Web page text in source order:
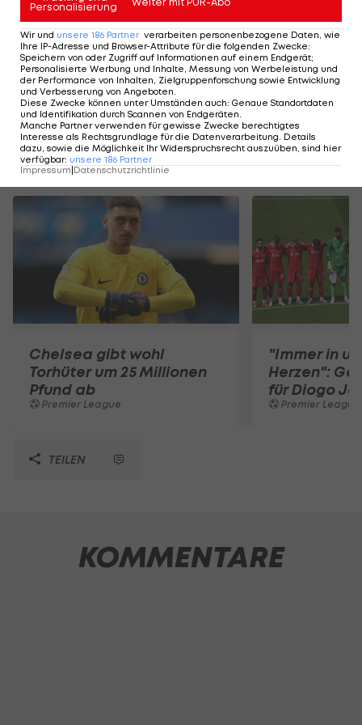
Highlights: Amstetten schießt Admira in
die Krise
Fußball - ADMIRAL 2. Liga
ADMIRAL 2.Liga:
2.Runde
Fußball -
Mehr zum Thema
Chelsea gibt wohl
Torhüter um 25 Millionen
Pfund ab
Premier League
"Immer in
Herzen":
für Diogo
Premier League
TEILEN
KOMMENTARE
Personalisierung
Wir und unsere 186 Partner verarbeiten personenbezogene Daten, wie
Ihre IP-Adresse und Browser-Attribute für die folgenden Zwecke:
Speichern von oder Zugriff auf Informationen auf einem Endgerät;
Personalisierte Werbung und Inhalte, Messung von Werbeleistung und
der Performance von Inhalten, Zielgruppenforschung sowie Entwicklung
und Verbesserung von Angeboten
Diese Zwecke können unter Umständen auch: Genaue Standortdaten
und Identifikation durch Scannen von Endgeräten
Manche Partner verwenden für gewisse Zwecke berechtigtes
Interesse als Rechtsgrundlage für die Datenverarbeitung. Details
dazu, sowie die Möglichkeit Ihr Widerspruchsrecht auszuüben, sind hier
verfügbar: unsere 186 Partner
Impressum|Datenschutzrichtlinie